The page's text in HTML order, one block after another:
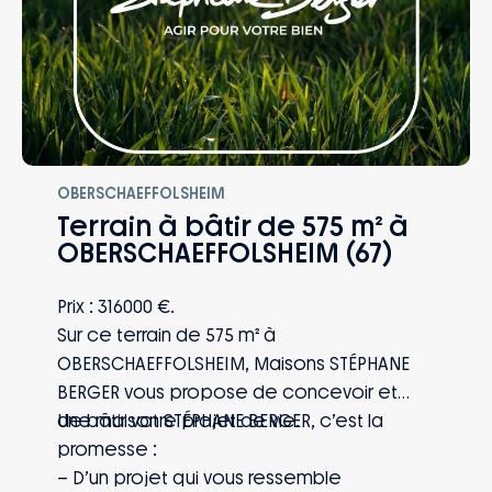
OBERSCHAEFFOLSHEIM
Terrain à bâtir de 575 m² à
OBERSCHAEFFOLSHEIM (67)
Prix : 316000 €.
Sur ce terrain de 575 m² à
OBERSCHAEFFOLSHEIM, Maisons STÉPHANE
BERGER vous propose de concevoir et
de bâtir votre projet de vie.
Une maison STÉPHANE BERGER, c’est la
promesse :
– D’un projet qui vous ressemble